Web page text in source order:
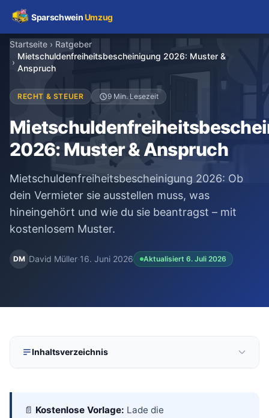
SparschweinUmzug
Umzugspreisvergleich
Umzugskosten
Kostenrechner
Ratgeber
Erfahrungen
Startseite › Ratgeber
›
Mietschuldenfreiheitsbescheinigung 2026: Muster &
Anspruch
RECHT & STEUER 9 Min. Lesezeit
2026: Muster & Anspruch
Mietschuldenfreiheitsbescheinigung 2026: Ob
dein Vermieter sie ausstellen muss, was
hineingehört und wie du sie beantragst – mit
kostenlosem Muster.
DM David Müller·16. Juni 2026 Aktualisiert 6. Juli 2026
Inhaltsverzeichnis
02 Warum neue Vermieter die Bescheinigung verlangen
📄 Kostenlose Vorlage: Lade die